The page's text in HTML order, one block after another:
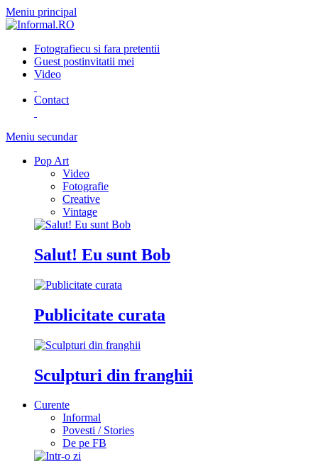
Meniu principal
Fotografiecu si fara pretentii
Guest postinvitatii mei
Video
Contact
Meniu secundar
Pop Art
Video
Fotografie
Creative
Vintage
Salut! Eu sunt Bob
Publicitate curata
Sculpturi din franghii
Curente
Informal
Povesti / Stories
De pe FB